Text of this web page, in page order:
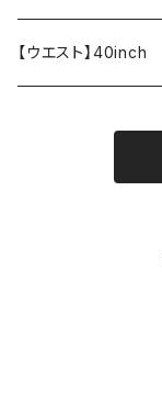
【ウエスト】40inch